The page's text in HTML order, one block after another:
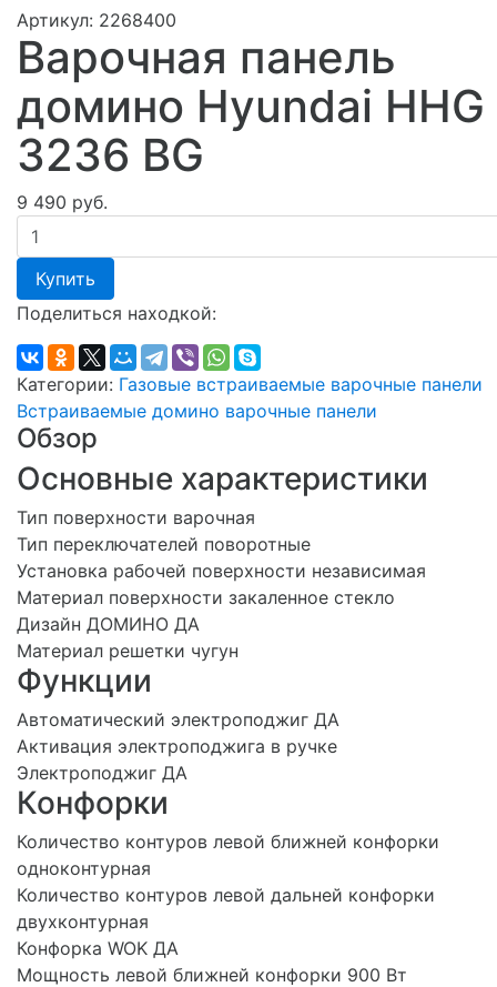
Артикул: 2268400
Варочная панель
домино Hyundai HHG
3236 BG
9 490 руб.
Купить
Поделиться находкой:
Категории: Газовые встраиваемые варочные панели
Встраиваемые домино варочные панели
Обзор
Основные характеристики
Тип поверхности варочная
Тип переключателей поворотные
Установка рабочей поверхности независимая
Материал поверхности закаленное стекло
Дизайн ДОМИНО ДА
Материал решетки чугун
Функции
Автоматический электроподжиг ДА
Активация электроподжига в ручке
Электроподжиг ДА
Конфорки
Количество контуров левой ближней конфорки
одноконтурная
Количество контуров левой дальней конфорки
двухконтурная
Конфорка WOK ДА
Мощность левой ближней конфорки 900 Вт